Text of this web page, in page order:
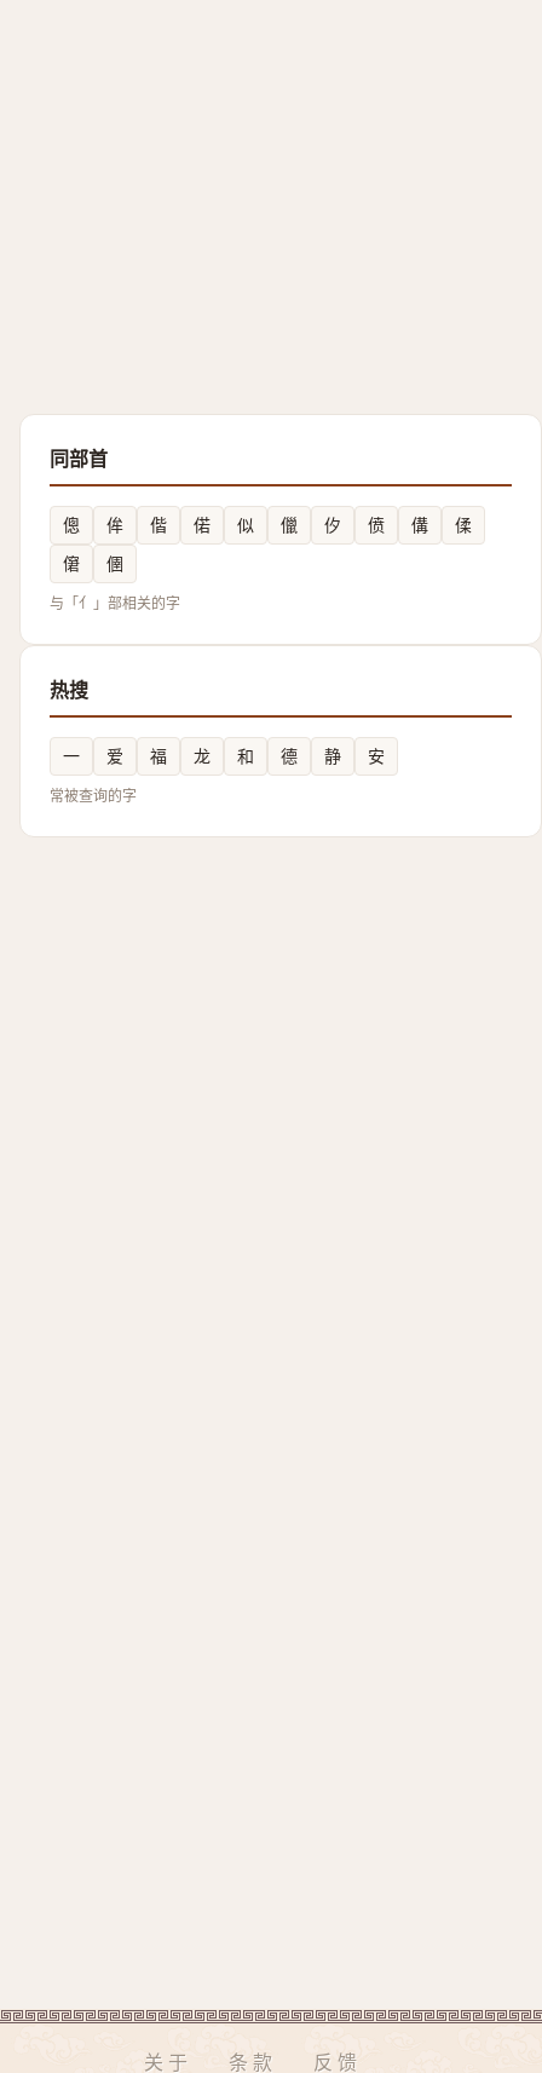
同部首
傯 侔 偕 偌 似 儠 㐴 偾 傋
㑱
僒
㒁
与「亻」部相关的字
热搜
一 爱 福 龙 和 德 静 安
常被查询的字
关于 条款 反馈